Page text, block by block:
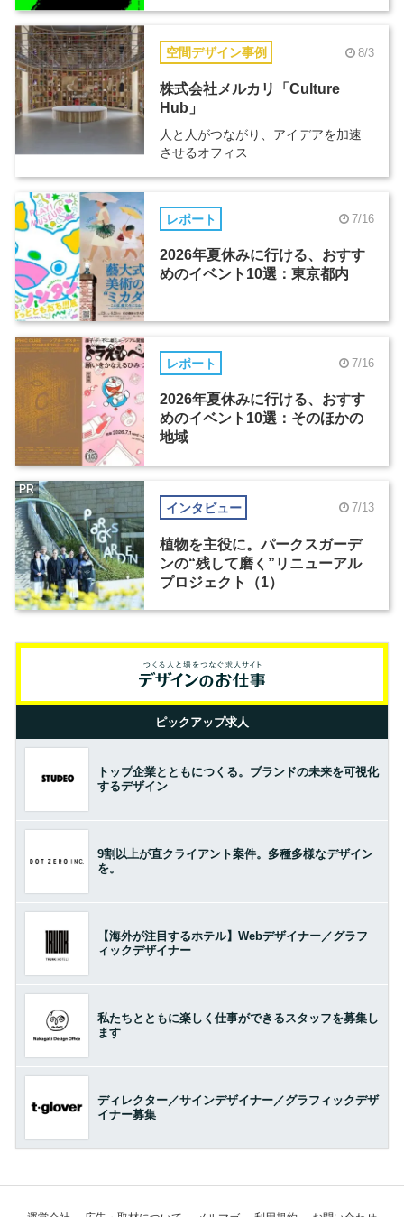
空間デザイン事例 8/3
株式会社メルカリ「Culture
Hub」
人と人がつながり、アイデアを加速
させるオフィス
レポート 7/16
2026年夏休みに行ける、おすす
めのイベント10選：東京都内
レポート 7/16
2026年夏休みに行ける、おすす
めのイベント10選：そのほかの
地域
インタビュー 7/13
植物を主役に。パークスガーデ
ンの“残して磨く”リニューアル
プロジェクト（1）
PR
ピックアップ求人
トップ企業とともにつくる。ブランドの未来を可視化
するデザイン
9割以上が直クライアント案件。多種多様なデザイン
を。
【海外が注目するホテル】Webデザイナー／グラフ
ィックデザイナー
私たちとともに楽しく仕事ができるスタッフを募集し
ます
ディレクター／サインデザイナー／グラフィックデザ
イナー募集